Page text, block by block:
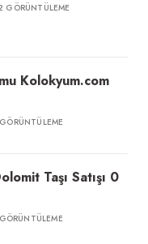
GÖRÜNTÜLEME
Kolokyum.com
GÖRÜNTÜLEME
Taşı Satışı 0
GÖRÜNTÜLEME